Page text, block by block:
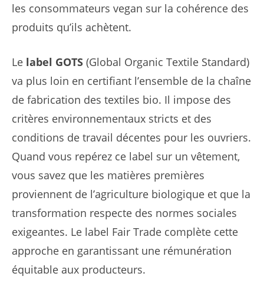
les consommateurs vegan sur la cohérence des
produits qu’ils achètent.
Le label GOTS (Global Organic Textile Standard)
va plus loin en certifiant l’ensemble de la chaîne
de fabrication des textiles bio. Il impose des
critères environnementaux stricts et des
conditions de travail décentes pour les ouvriers.
Quand vous repérez ce label sur un vêtement,
vous savez que les matières premières
proviennent de l’agriculture biologique et que la
transformation respecte des normes sociales
exigeantes. Le label Fair Trade complète cette
approche en garantissant une rémunération
équitable aux producteurs.